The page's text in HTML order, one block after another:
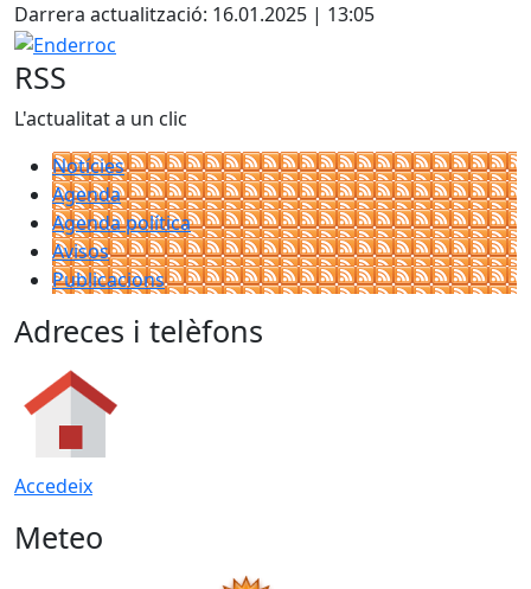
Darrera actualització: 16.01.2025 | 13:05
Enderroc
RSS
L'actualitat a un clic
Notícies
Agenda
Agenda política
Avisos
Publicacions
Adreces i telèfons
Accedeix
Meteo